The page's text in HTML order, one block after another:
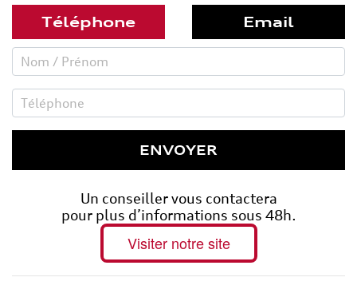
Téléphone Email
/
ENVOYER
Un conseiller vous contactera
pour plus d’informations sous 48h.
Visiter notre site